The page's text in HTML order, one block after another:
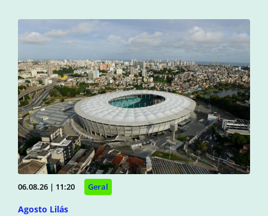
06.08.26 | 11:20 Geral
Agosto Lilás